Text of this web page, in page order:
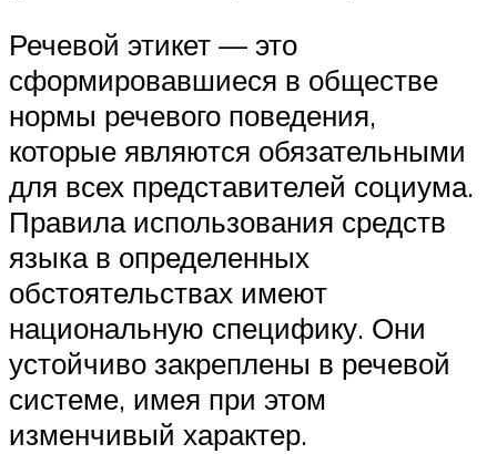
Речевой этикет — это
сформировавшиеся в обществе
нормы речевого поведения,
которые являются обязательными
для всех представителей социума.
Правила использования средств
языка в определенных
обстоятельствах имеют
национальную специфику. Они
устойчиво закреплены в речевой
системе, имея при этом
изменчивый характер.